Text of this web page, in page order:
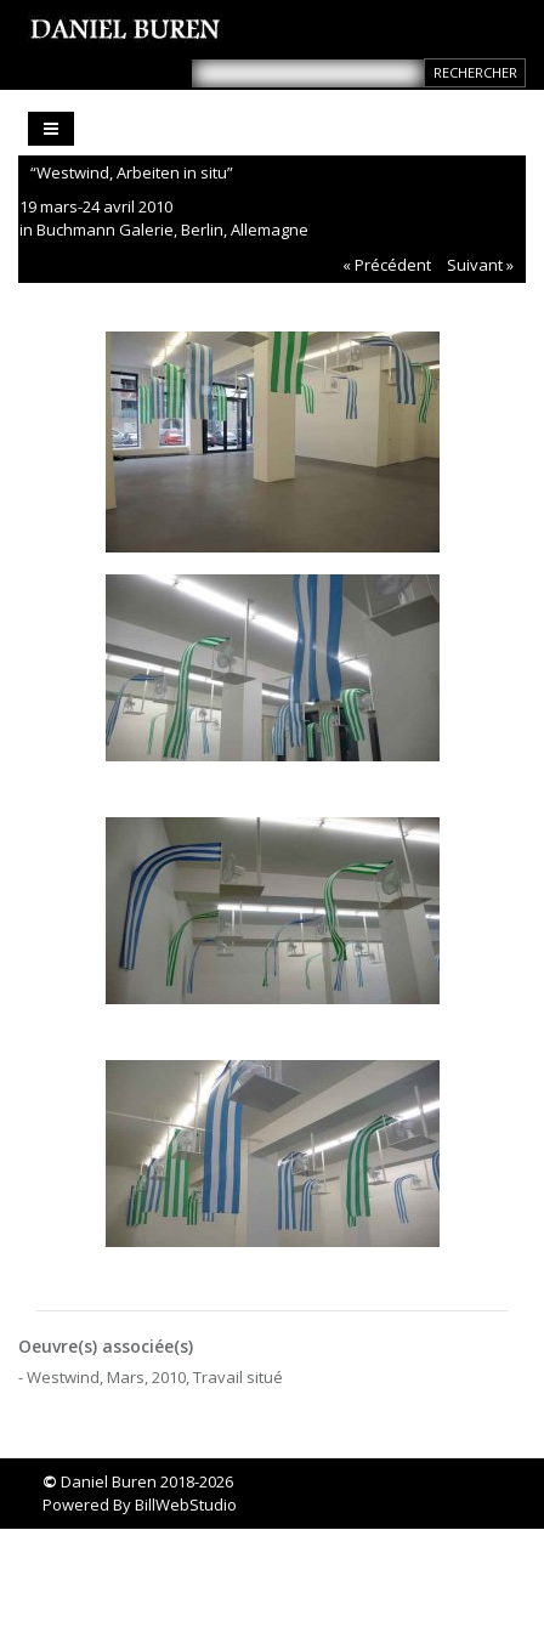
“Westwind, Arbeiten in situ”
19 mars-24 avril 2010
in Buchmann Galerie, Berlin, Allemagne
« Précédent
Suivant »
Oeuvre(s) associée(s)
- Westwind, Mars, 2010, Travail situé
© Daniel Buren 2018-2026
Powered ByBillWebStudio